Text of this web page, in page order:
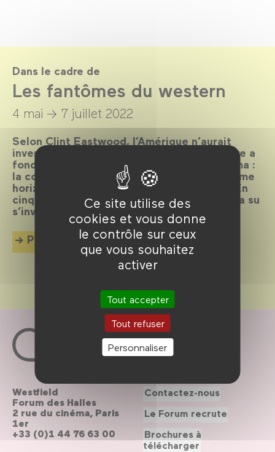
Ce site utilise des
cookies et vous donne
le contrôle sur ceux
que vous souhaitez
activer
Tout accepter
Tout refuser
Personnaliser
Dans le cadre de
Les fantômes du western
4 mai → 7 juillet 2022
Selon Clint Eastwood, l’Amérique n’aurait
inventé que le jazz et le western. Si le genre a
fondé l’Amérique, il a aussi fondé son cinéma :
la conquête, les frontières, la violence comme
horizon. Que nous dit encore le western ? En
cinquante films, exploration d’un genre qui a su
s’inviter dans tant d’autres.
Plus d'info
Westfield
Forum des Halles
2 rue du cinéma, Paris
1er
+33 (0)1 44 76 63 00
Contactez-nous
Le Forum recrute
Brochures à
télécharger